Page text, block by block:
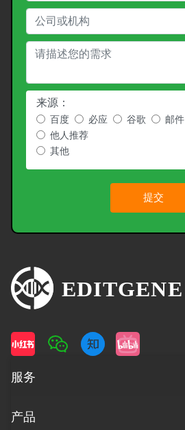
来源：
百度 必应 谷歌 邮件
他人推荐
其他
提交
服务
产品